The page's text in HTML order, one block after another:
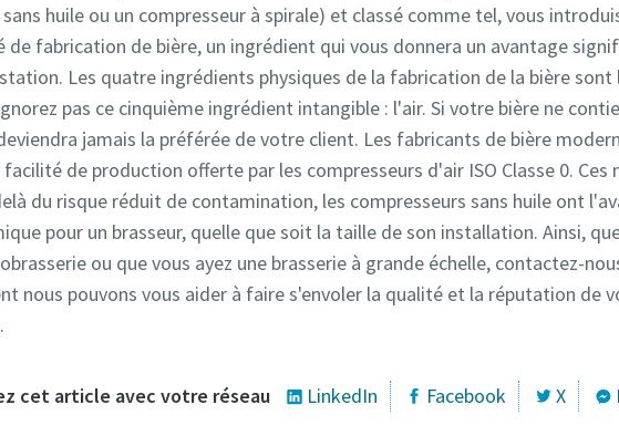
huile ou un compresseur à spirale) et classé comme tel, vous
de fabrication de bière, un ingrédient qui vous donnera un avantage
Les quatre ingrédients physiques de la fabrication de la bière sont
pas ce cinquième ingrédient intangible : l'air. Si votre bière ne
jamais la préférée de votre client. Les fabricants de bière
de production offerte par les compresseurs d'air ISO Classe 0. Ces
du risque réduit de contamination, les compresseurs sans huile ont
pour un brasseur, quelle que soit la taille de son installation. Ainsi,
ou que vous ayez une brasserie à grande échelle, contactez-
nous pouvons vous aider à faire s'envoler la qualité et la réputation de
cet article avec votre réseau LinkedIn Facebook X